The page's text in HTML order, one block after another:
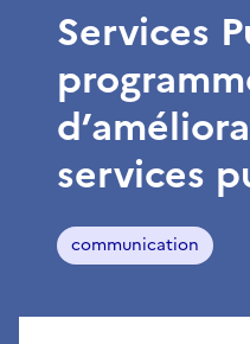
Services
services
communication